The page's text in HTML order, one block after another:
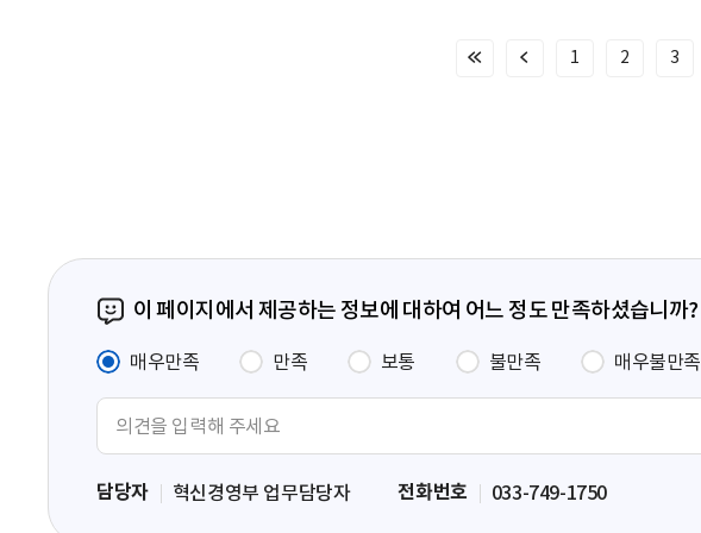
처
이
1 2 3
이 페이지에서 제공하는 정보에 대하여 어느 정도 만족하셨습니까?
매우만족 만족 보통 불만족 매우불만족
력
담당자 혁신경영부 업무담당자 전화번호 033-749-1750